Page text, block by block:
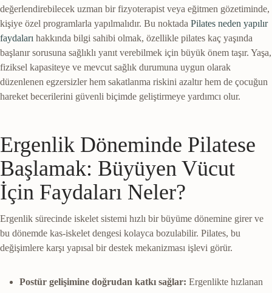
değerlendirebilecek uzman bir fizyoterapist veya eğitmen gözetiminde,
kişiye özel programlarla yapılmalıdır. Bu noktada Pilates neden yapılır
faydaları hakkında bilgi sahibi olmak, özellikle pilates kaç yaşında
başlanır sorusuna sağlıklı yanıt verebilmek için büyük önem taşır. Yaşa,
fiziksel kapasiteye ve mevcut sağlık durumuna uygun olarak
düzenlenen egzersizler hem sakatlanma riskini azaltır hem de çocuğun
hareket becerilerini güvenli biçimde geliştirmeye yardımcı olur.
Ergenlik Döneminde Pilatese
Başlamak: Büyüyen Vücut
İçin Faydaları Neler?
Ergenlik sürecinde iskelet sistemi hızlı bir büyüme dönemine girer ve
bu dönemde kas-iskelet dengesi kolayca bozulabilir. Pilates, bu
değişimlere karşı yapısal bir destek mekanizması işlevi görür.
Postür gelişimine doğrudan katkı sağlar: Ergenlikte hızlanan